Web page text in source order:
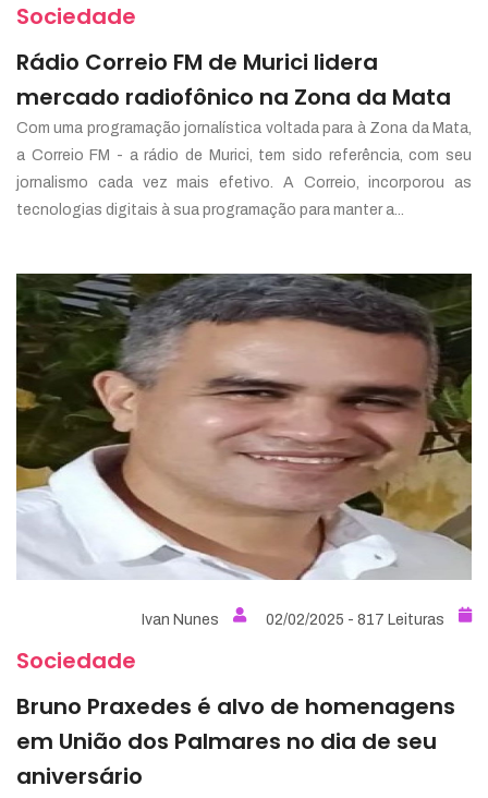
Sociedade
Rádio Correio FM de Murici lidera
mercado radiofônico na Zona da Mata
Com uma programação jornalística voltada para à Zona da Mata,
a Correio FM - a rádio de Murici, tem sido referência, com seu
jornalismo cada vez mais efetivo. A Correio, incorporou as
tecnologias digitais à sua programação para manter a...
Ivan Nunes 02/02/2025 - 817 Leituras
Sociedade
Bruno Praxedes é alvo de homenagens
em União dos Palmares no dia de seu
aniversário